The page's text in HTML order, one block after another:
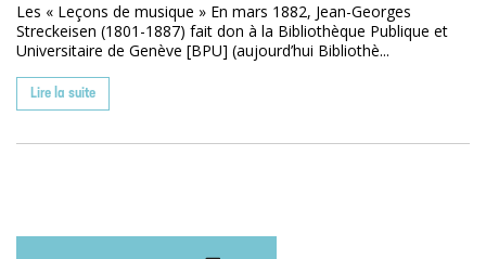
Les « Leçons de musique » En mars 1882, Jean-Georges
Streckeisen (1801-1887) fait don à la Bibliothèque Publique et
Universitaire de Genève [BPU] (aujourd’hui Bibliothè...
Lire la suite